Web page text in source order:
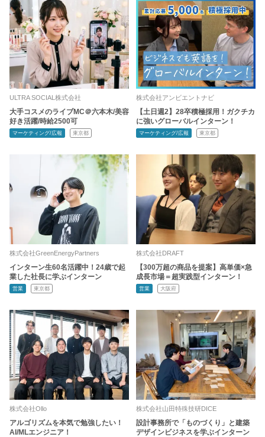
ULTRA SOCIAL株式会社
大手コスメのライブMC＠六本木/美容
好き活躍/時給2500可
マーケティング/広報 東京都
株式会社アンビエントナビ
【土日週2】28卒積極採用！ガクチカ
に強いグローバルインターン！
マーケティング/広報 東京都
株式会社GreenEnergyPartners
インターン生60名活躍中！24歳で起
業した社長に学ぶインターン
営業 東京都
株式会社DRAFT
【300万超の商品を提案】高単価×急
成長市場＝超実践型インターン！
営業 大阪府
株式会社Ollo
アルゴリズムを本気で勉強したい！
AI/MLエンジニア！
株式会社山田特殊技研DICE
設計事務所で「ものづくり」と建築
デザインビジネスを学ぶインターン